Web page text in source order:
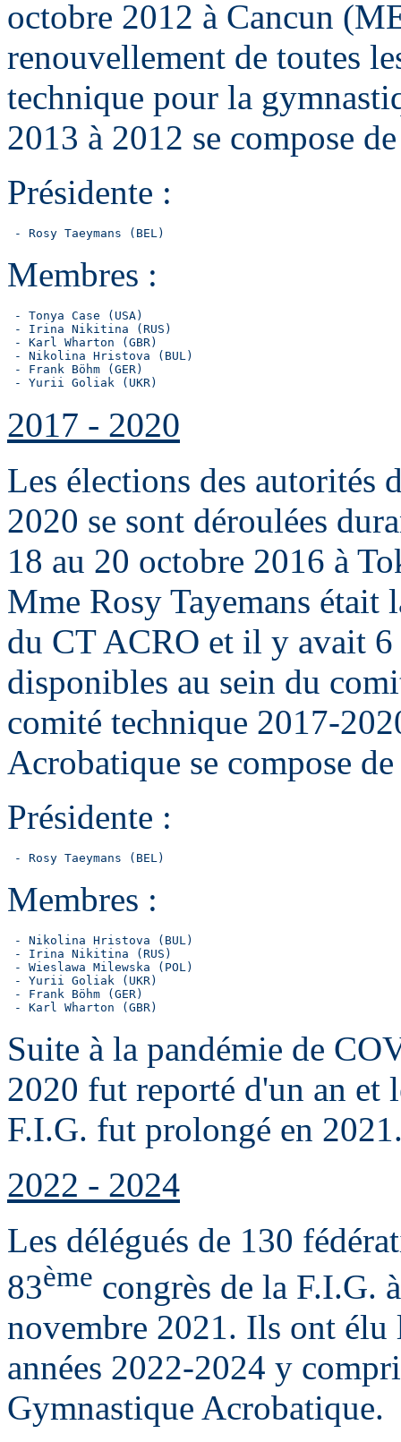
octobre 2012 à Cancun
renouvellement de toutes
technique pour la
2013 à 2012 se compose
Présidente :
- Rosy Taeymans (BEL)
Membres :
- Tonya Case (USA)
- Irina Nikitina (RUS)
- Karl Wharton (GBR)
- Nikolina Hristova (BUL)
- Frank Böhm (GER)
- Yurii Goliak (UKR)
2017 - 2020
Les élections des autorités
2020 se sont déroulées
18 au 20 octobre 2016 à
Mme Rosy Tayemans était
du CT ACRO et il y avait
disponibles au sein du
comité technique 2017-
Acrobatique se compose
Présidente :
- Rosy Taeymans (BEL)
Membres :
- Nikolina Hristova (BUL)
- Irina Nikitina (RUS)
- Wieslawa Milewska (POL)
- Yurii Goliak (UKR)
- Frank Böhm (GER)
Suite à la pandémie de
2020 fut reporté d'un an et
F.I.G. fut prolongé en
2022 - 2024
Les délégués de 130
83ème congrès de la F.I.G.
novembre 2021. Ils ont élu
années 2022-2024 y
Gymnastique Acrobatique.